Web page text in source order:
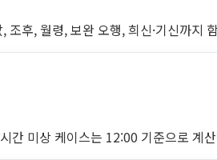
후, 월령, 보완 오행, 희신·기신까지
간 미상 케이스는 12:00 기준으로 계